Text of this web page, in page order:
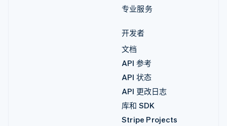
专业服务
开发者
文档
API 参考
API 状态
API 更改日志
库和 SDK
Stripe Projects